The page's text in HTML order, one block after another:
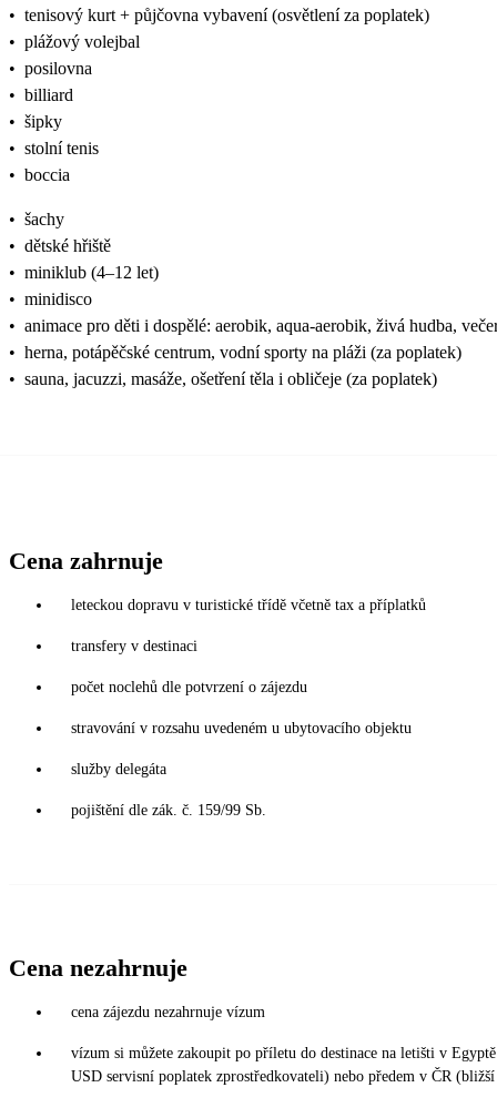
• tenisový kurt + půjčovna vybavení (osvětlení za poplatek)
• plážový volejbal
• posilovna
• billiard
• šipky
• stolní tenis
• boccia
• šachy
• dětské hřiště
• miniklub (4–12 let)
• minidisco
• animace pro děti i dospělé: aerobik, aqua-aerobik, živá hudba,
• herna, potápěčské centrum, vodní sporty na pláži (za poplatek)
• sauna, jacuzzi, masáže, ošetření těla i obličeje (za poplatek)
Cena zahrnuje
leteckou dopravu v turistické třídě včetně tax a příplatků
transfery v destinaci
počet noclehů dle potvrzení o zájezdu
stravování v rozsahu uvedeném u ubytovacího objektu
služby delegáta
pojištění dle zák. č. 159/99 Sb.
Cena nezahrnuje
cena zájezdu nezahrnuje vízum
vízum si můžete zakoupit po příletu do destinace na letišti v
USD servisní poplatek zprostředkovateli) nebo předem v ČR